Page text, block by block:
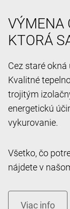
VÝMENA
KTORÁ
Cez staré okná
Kvalitné
trojitým
energetickú
vykurovanie.
Všetko, čo
nájdete v